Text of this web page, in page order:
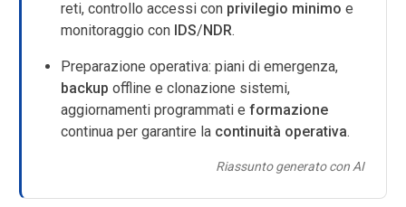
reti, controllo accessi con privilegio minimo e
monitoraggio con IDS/NDR.
Preparazione operativa: piani di emergenza,
backup offline e clonazione sistemi,
aggiornamenti programmati eformazione
continua per garantire la continuità operativa.
Riassunto generato con AI